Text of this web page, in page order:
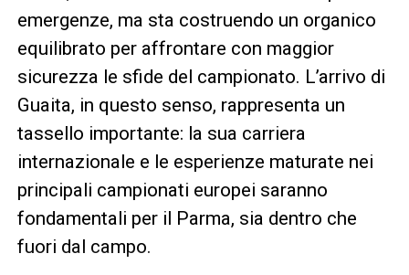
emergenze, ma sta costruendo un organico
equilibrato per affrontare con maggior
sicurezza le sfide del campionato. L’arrivo di
Guaita, in questo senso, rappresenta un
tassello importante: la sua carriera
internazionale e le esperienze maturate nei
principali campionati europei saranno
fondamentali per il Parma, sia dentro che
fuori dal campo.